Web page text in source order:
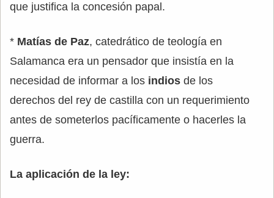
que justifica la concesión papal.
* Matías de Paz, catedrático de teología en
Salamanca era un pensador que insistía en la
necesidad de informar a los indios de los
derechos del rey de castilla con un requerimiento
antes de someterlos pacíficamente o hacerles la
guerra.
La aplicación de la ley: